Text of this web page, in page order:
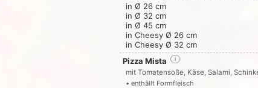
in Ø 26 cm
in Ø 32 cm
in Ø 45 cm
in Cheesy Ø 26 cm
in Cheesy Ø 32 cm
Pizza Mista
i
mit Tomatensoße, Käse, Salami,
• enthällt Formfleisch